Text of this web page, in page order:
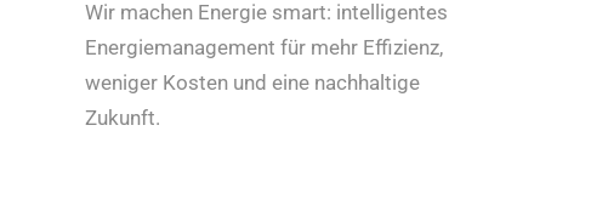
Wir machen Energie smart: intelligentes
Energiemanagement für mehr Effizienz,
weniger Kosten und eine nachhaltige
Zukunft.